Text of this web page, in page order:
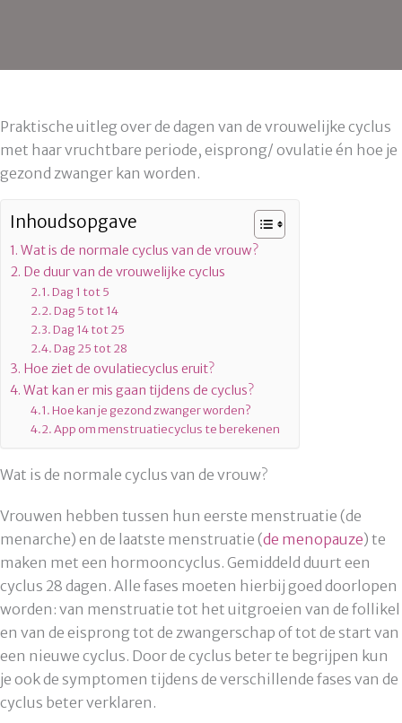
Praktische uitleg over de dagen van de vrouwelijke cyclus
met haar vruchtbare periode, eisprong/ ovulatie én hoe je
gezond zwanger kan worden.
Inhoudsopgave
Wat is de normale cyclus van de vrouw?
De duur van de vrouwelijke cyclus
Dag 1 tot 5
Dag 5 tot 14
Dag 14 tot 25
Dag 25 tot 28
Hoe ziet de ovulatiecyclus eruit?
Wat kan er mis gaan tijdens de cyclus?
Hoe kan je gezond zwanger worden?
App om menstruatiecyclus te berekenen
Wat is de normale cyclus van de vrouw?
Vrouwen hebben tussen hun eerste menstruatie (de
menarche) en de laatste menstruatie (de menopauze) te
maken met een hormooncyclus. Gemiddeld duurt een
cyclus 28 dagen. Alle fases moeten hierbij goed doorlopen
worden: van menstruatie tot het uitgroeien van de follikel
en van de eisprong tot de zwangerschap of tot de start van
een nieuwe cyclus. Door de cyclus beter te begrijpen kun
je ook de symptomen tijdens de verschillende fases van de
cyclus beter verklaren.